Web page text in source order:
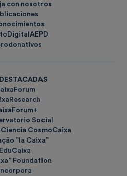
con nosotros
Social
CosmoCaixa
”la Caixa”
EduCaixa
Foundation
Incorpora